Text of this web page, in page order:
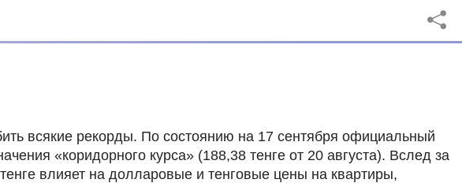
всякие рекорды. По состоянию на 17 сентября официальный
«коридорного курса» (188,38 тенге от 20 августа). Вслед за
влияет на долларовые и тенговые цены на квартиры,